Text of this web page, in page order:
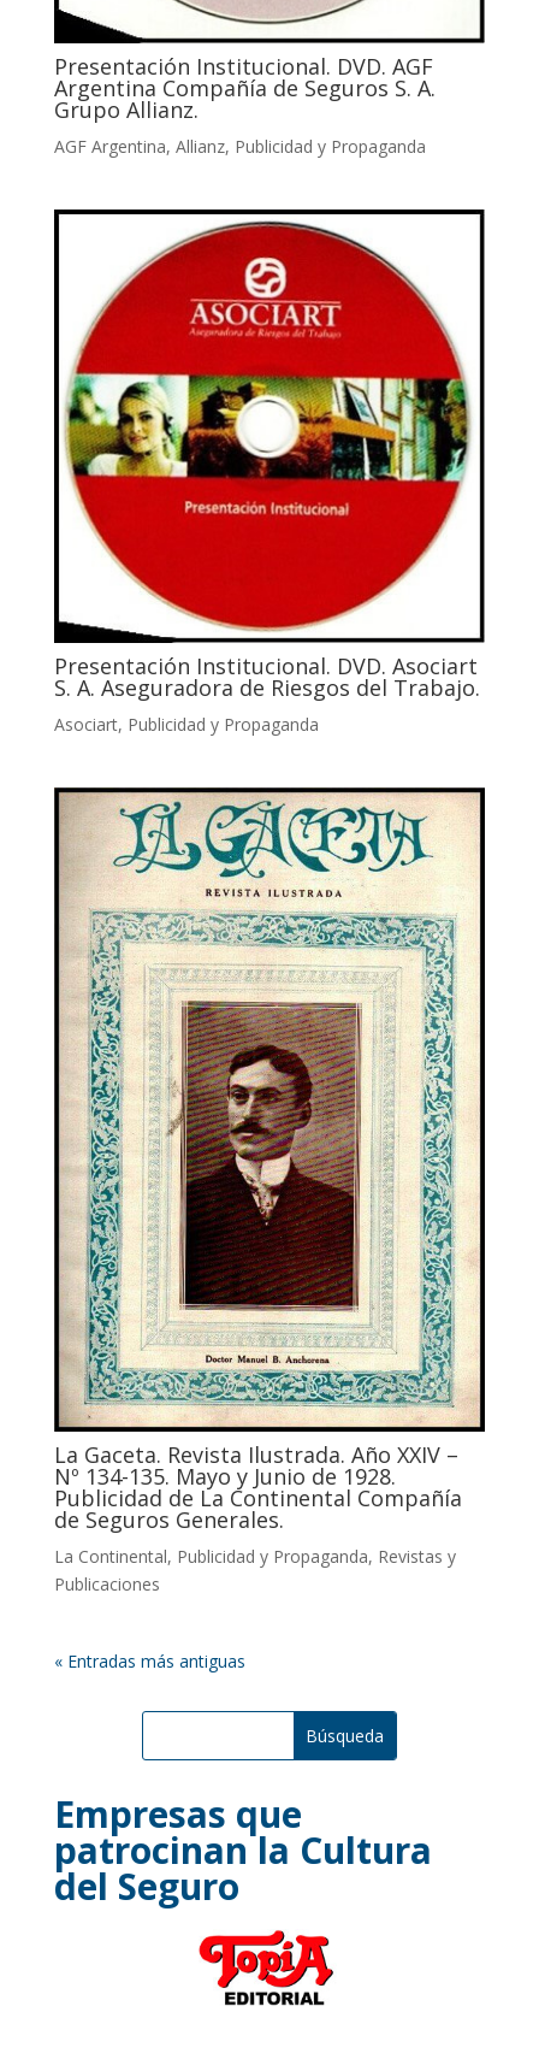
Presentación Institucional. DVD. AGF
Argentina Compañía de Seguros S. A.
Grupo Allianz.
AGF Argentina, Allianz, Publicidad y Propaganda
Presentación Institucional. DVD. Asociart
S. A. Aseguradora de Riesgos del Trabajo.
Asociart, Publicidad y Propaganda
La Gaceta. Revista Ilustrada. Año XXIV –
Nº 134-135. Mayo y Junio de 1928.
Publicidad de La Continental Compañía
de Seguros Generales.
La Continental, Publicidad y Propaganda, Revistas y
Publicaciones
« Entradas más antiguas
Empresas que
patrocinan la Cultura
del Seguro